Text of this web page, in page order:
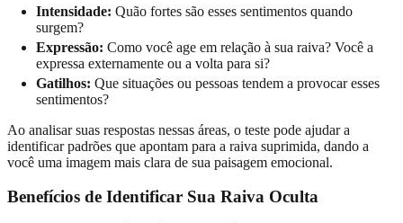
Intensidade: Quão fortes são esses sentimentos quando
surgem?
Expressão: Como você age em relação à sua raiva? Você a
expressa externamente ou a volta para si?
Gatilhos: Que situações ou pessoas tendem a provocar esses
sentimentos?
Ao analisar suas respostas nessas áreas, o teste pode ajudar a
identificar padrões que apontam para a raiva suprimida, dando a
você uma imagem mais clara de sua paisagem emocional.
Benefícios de Identificar Sua Raiva Oculta